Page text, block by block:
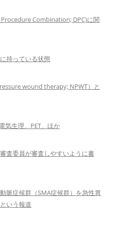
Combination; DPC)に関
持っている状態
wound therapy; NPWT）と
気生理、PET、ほか
査委員が審査しやすいように書
脈症候群（SMA症候群）を急性胃
いう報道